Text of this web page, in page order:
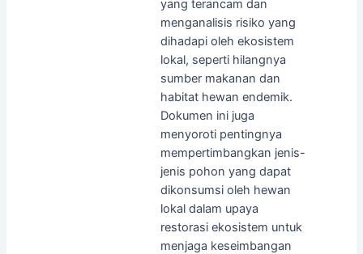
yang terancam dan
menganalisis risiko yang
dihadapi oleh ekosistem
lokal, seperti hilangnya
sumber makanan dan
habitat hewan endemik.
Dokumen ini juga
menyoroti pentingnya
mempertimbangkan jenis-
jenis pohon yang dapat
dikonsumsi oleh hewan
lokal dalam upaya
restorasi ekosistem untuk
menjaga keseimbangan